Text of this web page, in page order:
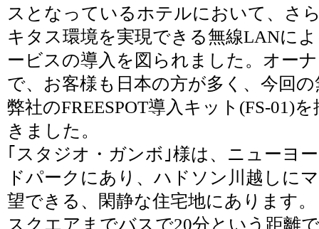
スとなっているホテルにおいて、さ
キタス環境を実現できる無線LANによ
ービスの導入を図られました。オー
で、お客様も日本の方が多く、今回
弊社のFREESPOT導入キット(FS-01)
きました。
｢スタジオ・ガンボ｣様は、ニューヨ
ドパークにあり、ハドソン川越しに
望できる、閑静な住宅地にあります
スクエアまでバスで20分という距離